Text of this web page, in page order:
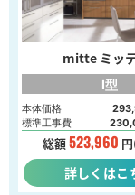
mitte ミッ
I型
本体価格
標準工事費
総額523,960
詳しくはこ